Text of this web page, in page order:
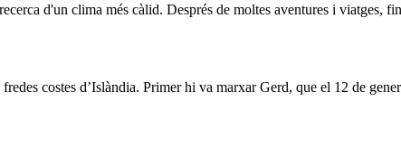
d'un clima més càlid. Després de moltes aventures i viatges,
costes d’Islàndia. Primer hi va marxar Gerd, que el 12 de